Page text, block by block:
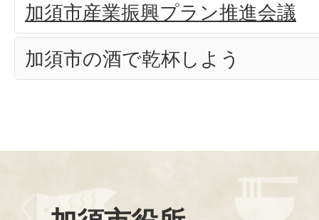
加須市産業振興プラン推進会議
加須市の酒で乾杯しよう